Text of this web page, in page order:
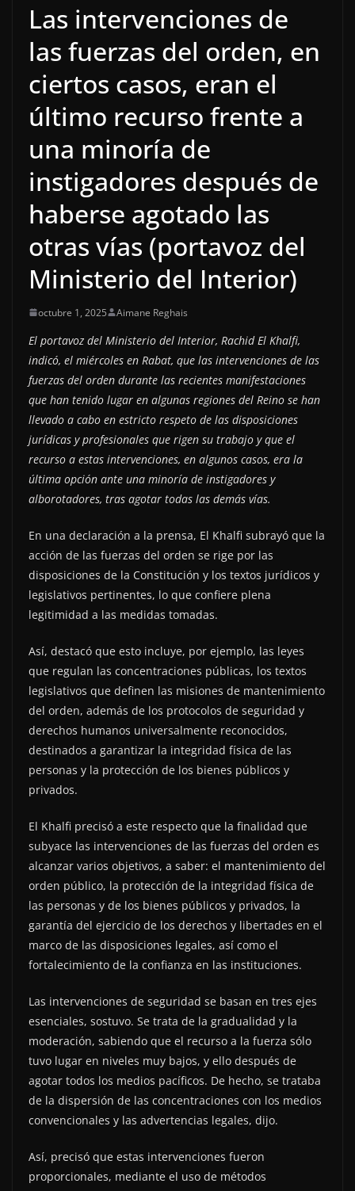
Las intervenciones de
las fuerzas del orden, en
ciertos casos, eran el
último recurso frente a
una minoría de
instigadores después de
haberse agotado las
otras vías (portavoz del
Ministerio del Interior)
octubre 1, 2025 Aimane Reghais
El portavoz del Ministerio del Interior, Rachid El Khalfi,
indicó, el miércoles en Rabat, que las intervenciones de las
fuerzas del orden durante las recientes manifestaciones
que han tenido lugar en algunas regiones del Reino se han
llevado a cabo en estricto respeto de las disposiciones
jurídicas y profesionales que rigen su trabajo y que el
recurso a estas intervenciones, en algunos casos, era la
última opción ante una minoría de instigadores y
alborotadores, tras agotar todas las demás vías.
En una declaración a la prensa, El Khalfi subrayó que la
acción de las fuerzas del orden se rige por las
disposiciones de la Constitución y los textos jurídicos y
legislativos pertinentes, lo que confiere plena
legitimidad a las medidas tomadas.
Así, destacó que esto incluye, por ejemplo, las leyes
que regulan las concentraciones públicas, los textos
legislativos que definen las misiones de mantenimiento
del orden, además de los protocolos de seguridad y
derechos humanos universalmente reconocidos,
destinados a garantizar la integridad física de las
personas y la protección de los bienes públicos y
privados.
El Khalfi precisó a este respecto que la finalidad que
subyace las intervenciones de las fuerzas del orden es
alcanzar varios objetivos, a saber: el mantenimiento del
orden público, la protección de la integridad física de
las personas y de los bienes públicos y privados, la
garantía del ejercicio de los derechos y libertades en el
marco de las disposiciones legales, así como el
fortalecimiento de la confianza en las instituciones.
Las intervenciones de seguridad se basan en tres ejes
esenciales, sostuvo. Se trata de la gradualidad y la
moderación, sabiendo que el recurso a la fuerza sólo
tuvo lugar en niveles muy bajos, y ello después de
agotar todos los medios pacíficos. De hecho, se trataba
de la dispersión de las concentraciones con los medios
convencionales y las advertencias legales, dijo.
Así, precisó que estas intervenciones fueron
proporcionales, mediante el uso de métodos